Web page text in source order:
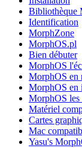
Bibliothèque
Identification
MorphZone
MorphOS.pl
Bien débuter
MorphOS
MorphOS en
MorphOS en
MorphOS les
Matériel
Cartes
Mac
Yasu's